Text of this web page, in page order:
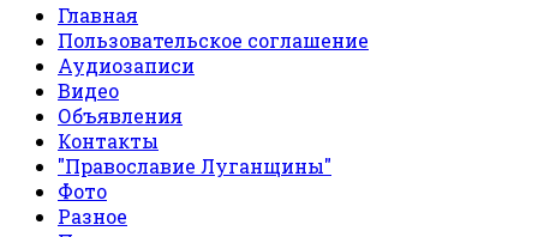
Главная
Пользовательское соглашение
Аудиозаписи
Видео
Объявления
Контакты
"Православие Луганщины"
Фото
Разное